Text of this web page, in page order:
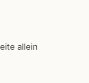
allein